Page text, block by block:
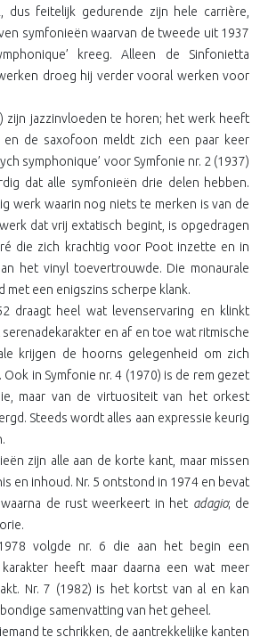
dus feitelijk gedurende zijn hele carrière,
symfonieën waarvan de tweede uit 1937
kreeg. Alleen de Sinfonietta
droeg hij verder vooral werken voor
zijn jazzinvloeden te horen; het werk heeft
en de saxofoon meldt zich een paar keer
symphonique’ voor Symfonie nr. 2 (1937)
dat alle symfonieën drie delen hebben.
werk waarin nog niets te merken is van de
dat vrij extatisch begint, is opgedragen
die zich krachtig voor Poot inzette en in
het vinyl toevertrouwde. Die monaurale
met een enigszins scherpe klank.
draagt heel wat levenservaring en klinkt
en af en toe wat ritmische
krijgen de hoorns gelegenheid om zich
in Symfonie nr. 4 (1970) is de rem gezet
maar van de virtuositeit van het orkest
Steeds wordt alles aan expressie keurig
zijn alle aan de korte kant, maar missen
en inhoud. Nr. 5 ontstond in 1974 en bevat
de rust weerkeert in het adagio; de
volgde nr. 6 die aan het begin een
heeft maar daarna een wat meer
Nr. 7 (1982) is het kortst van al en kan
samenvatting van het geheel.
te schrikken, de aantrekkelijke kanten